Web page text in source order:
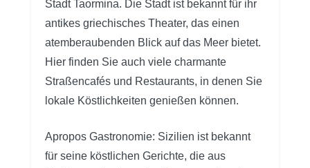
Stadt Taormina. Die Stadt ist bekannt für ihr
antikes griechisches Theater, das einen
atemberaubenden Blick auf das Meer bietet.
Hier finden Sie auch viele charmante
Straßencafés und Restaurants, in denen Sie
lokale Köstlichkeiten genießen können.
Apropos Gastronomie: Sizilien ist bekannt
für seine köstlichen Gerichte, die aus